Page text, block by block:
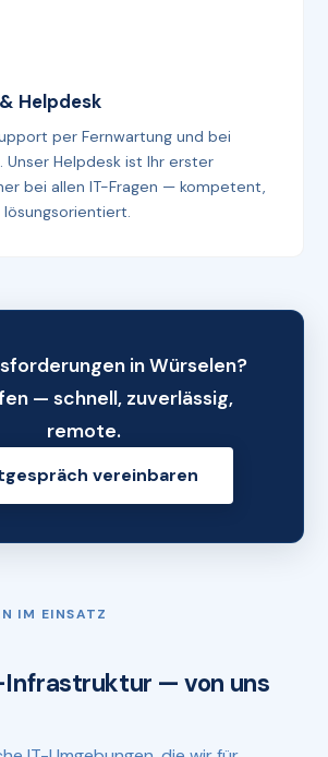
Helpdesk
per Fernwartung und bei
Unser Helpdesk ist Ihr erster
bei allen IT-Fragen — kompetent,
in Würselen?
— schnell, zuverlässig,
remote.
vereinbaren
IM EINSATZ
— von uns